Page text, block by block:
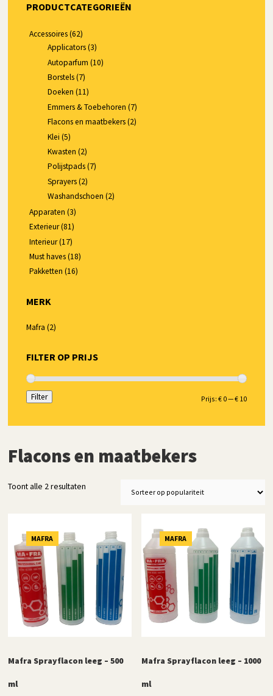
PRODUCTCATEGORIEËN
Accessoires (62)
Applicators (3)
Autoparfum (10)
Borstels (7)
Doeken (11)
Emmers & Toebehoren (7)
Flacons en maatbekers (2)
Klei (5)
Kwasten (2)
Polijstpads (7)
Sprayers (2)
Washandschoen (2)
Apparaten (3)
Exterieur(81)
Interieur(17)
Must haves (18)
Pakketten (16)
MERK
Mafra (2)
FILTER OP PRIJS
Min.
Max.
Filter Prijs: € 0—€ 10
Flacons en maatbekers
Toont alle 2 resultaten
MAFRA
Mafra Sprayflacon leeg – 500
ml
MAFRA
Mafra Sprayflacon leeg – 1000
ml